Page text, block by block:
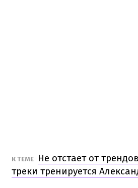
К ТЕМЕ
Не отстает от
треки тренируется